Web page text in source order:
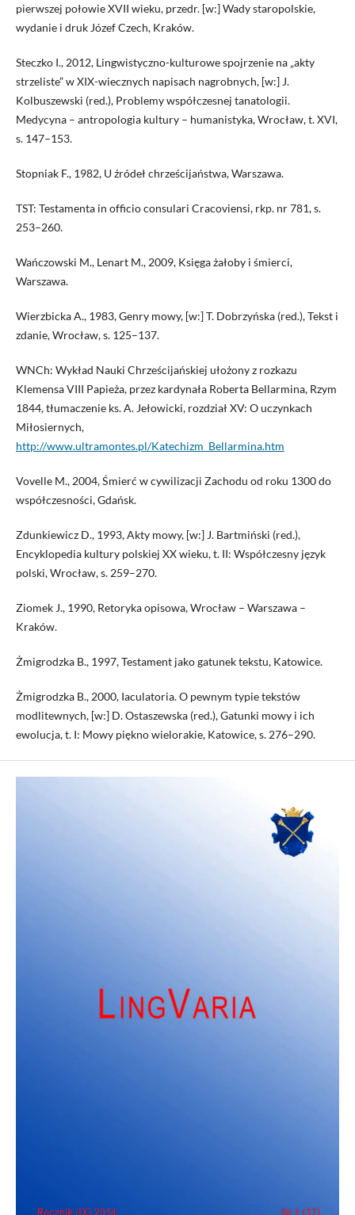
pierwszej połowie XVII wieku, przedr. [w:] Wady staropolskie,
wydanie i druk Józef Czech, Kraków.
Steczko I., 2012, Lingwistyczno-kulturowe spojrzenie na „akty
strzeliste” w XIX-wiecznych napisach nagrobnych, [w:] J.
Kolbuszewski (red.), Problemy współczesnej tanatologii.
Medycyna – antropologia kultury – humanistyka, Wrocław, t. XVI,
s. 147–153.
Stopniak F., 1982, U źródeł chrześcijaństwa, Warszawa.
TST: Testamenta in officio consulari Cracoviensi, rkp. nr 781, s.
253–260.
Wańczowski M., Lenart M., 2009, Księga żałoby i śmierci,
Warszawa.
Wierzbicka A., 1983, Genry mowy, [w:] T. Dobrzyńska (red.), Tekst i
zdanie, Wrocław, s. 125–137.
WNCh: Wykład Nauki Chrześcijańskiej ułożony z rozkazu
Klemensa VIII Papieża, przez kardynała Roberta Bellarmina, Rzym
1844, tłumaczenie ks. A. Jełowicki, rozdział XV: O uczynkach
Miłosiernych,
http://www.ultramontes.pl/Katechizm_Bellarmina.htm
Vovelle M., 2004, Śmierć w cywilizacji Zachodu od roku 1300 do
współczesności, Gdańsk.
Zdunkiewicz D., 1993, Akty mowy, [w:] J. Bartmiński (red.),
Encyklopedia kultury polskiej XX wieku, t. II: Współczesny język
polski, Wrocław, s. 259–270.
Ziomek J., 1990, Retoryka opisowa, Wrocław – Warszawa –
Kraków.
Żmigrodzka B., 1997, Testament jako gatunek tekstu, Katowice.
Żmigrodzka B., 2000, Iaculatoria. O pewnym typie tekstów
modlitewnych, [w:] D. Ostaszewska (red.), Gatunki mowy i ich
ewolucja, t. I: Mowy piękno wielorakie, Katowice, s. 276–290.